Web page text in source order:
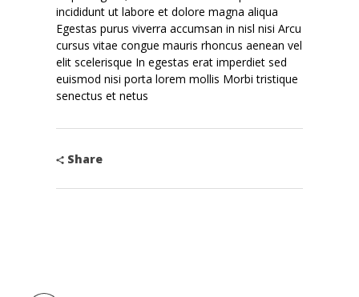
incididunt ut labore et dolore magna aliqua
Egestas purus viverra accumsan in nisl nisi Arcu
cursus vitae congue mauris rhoncus aenean vel
elit scelerisque In egestas erat imperdiet sed
euismod nisi porta lorem mollis Morbi tristique
senectus et netus
Share